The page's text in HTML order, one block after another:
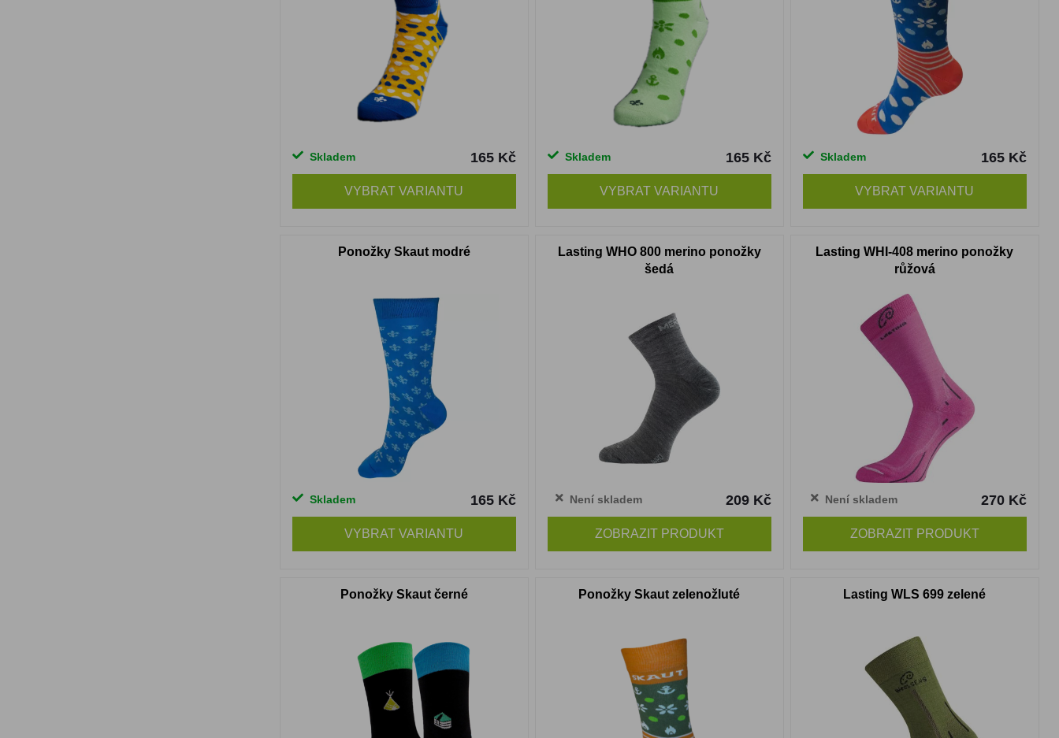
Skladem 165 Kč
VYBRAT VARIANTU
Skladem 165 Kč
VYBRAT VARIANTU
Skladem 165 Kč
VYBRAT VARIANTU
Ponožky Skaut modré
Skladem 165 Kč
VYBRAT VARIANTU
Lasting WHO 800 merino ponožky
šedá
Není skladem 209 Kč
ZOBRAZIT PRODUKT
Lasting WHI-408 merino ponožky
růžová
Není skladem 270 Kč
ZOBRAZIT PRODUKT
Ponožky Skaut černé Ponožky Skaut zelenožluté Lasting WLS 699 zelené